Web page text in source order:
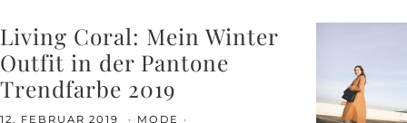
Living Coral: Mein Winter
Outfit in der Pantone
Trendfarbe 2019
12. FEBRUAR 2019 MODE